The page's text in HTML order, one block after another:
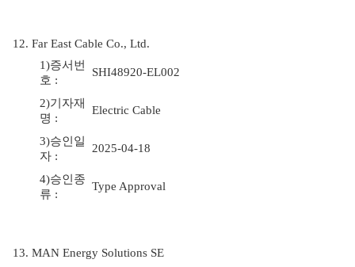
12. Far East Cable Co., Ltd.
1)증서번
호 :
SHI48920-EL002
2)기자재
명 :
Electric Cable
3)승인일
자 :
2025-04-18
4)승인종
류 :
Type Approval
13. MAN Energy Solutions SE